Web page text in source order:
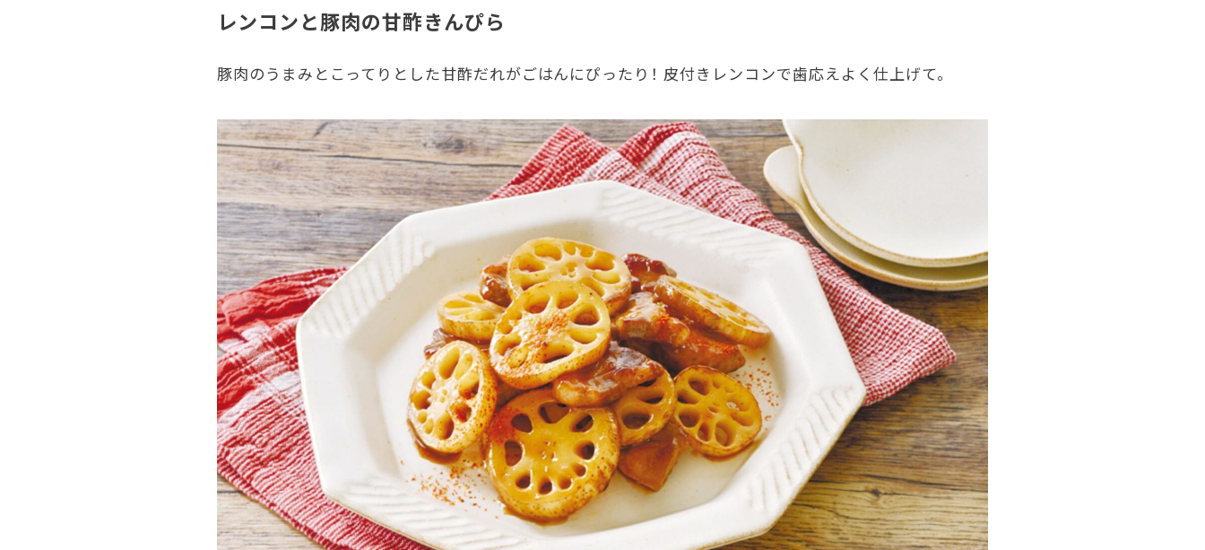
レンコンと豚肉の甘酢きんぴら
豚肉のうまみとこってりとした甘酢だれがごはんにぴったり！ 皮付きレンコンで歯応えよく仕上げて。